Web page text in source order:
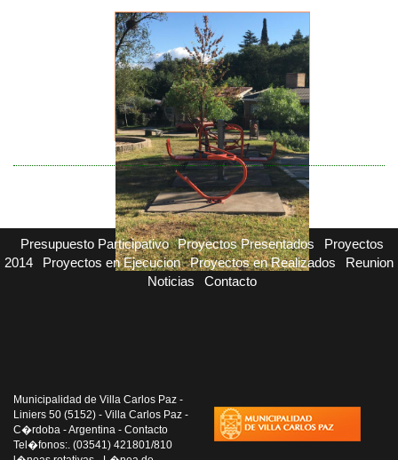
Presupuesto Participativo Proyectos Presentados
Proyectos
2014
Proyectos en Ejecucion Proyectos en Realizados
Reunion
Noticias
Contacto
Municipalidad de Villa Carlos Paz -
Liniers 50 (5152) - Villa Carlos Paz -
C�rdoba - Argentina - Contacto
Tel�fonos:. (03541) 421801/810